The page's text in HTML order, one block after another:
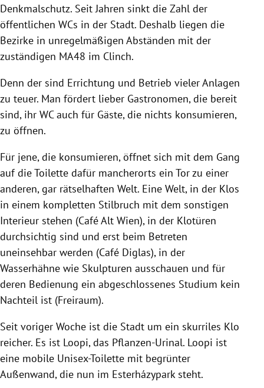
Denkmalschutz. Seit Jahren sinkt die Zahl der
öffentlichen WCs in der Stadt. Deshalb liegen die
Bezirke in unregelmäßigen Abständen mit der
zuständigen MA48 im Clinch.
Denn der sind Errichtung und Betrieb vieler Anlagen
zu teuer. Man fördert lieber Gastronomen, die bereit
sind, ihr WC auch für Gäste, die nichts konsumieren,
zu öffnen.
Für jene, die konsumieren, öffnet sich mit dem Gang
auf die Toilette dafür mancherorts ein Tor zu einer
anderen, gar rätselhaften Welt. Eine Welt, in der Klos
in einem kompletten Stilbruch mit dem sonstigen
Interieur stehen (Café Alt Wien), in der Klotüren
durchsichtig sind und erst beim Betreten
uneinsehbar werden (Café Diglas), in der
Wasserhähne wie Skulpturen ausschauen und für
deren Bedienung ein abgeschlossenes Studium kein
Nachteil ist (Freiraum).
Seit voriger Woche ist die Stadt um ein skurriles Klo
reicher. Es ist Loopi, das Pflanzen-Urinal. Loopi ist
eine mobile Unisex-Toilette mit begrünter
Außenwand, die nun im Esterházypark steht.